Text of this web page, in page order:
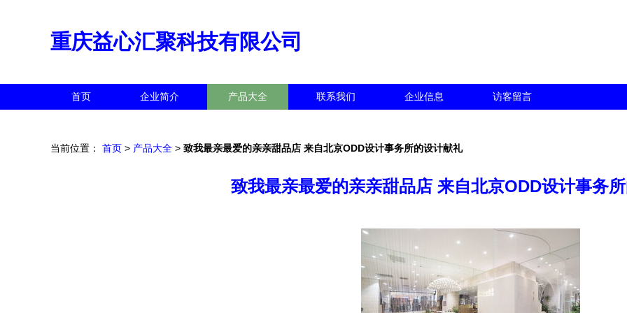
重庆益心汇聚科技有限公司
首页 企业简介 产品大全 联系我们 企业信息 访客留言
当前位置： 首页 > 产品大全 > 致我最亲最爱的亲亲甜品店 来自北京ODD设计事务所的设计献礼
致我最亲最爱的亲亲甜品店 来自北京ODD设计事务